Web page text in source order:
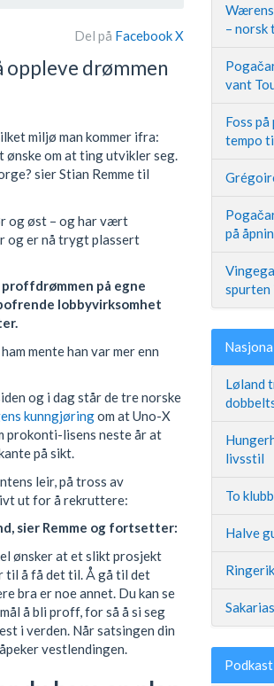
Del på FacebookX
oppleve drømmen
miljø man kommer ifra:
ønske om at ting utvikler seg.
sier Stian Remme til
og øst – og har vært
og er nå trygt plassert
på egne
lobbyvirksomhet
mente han var mer enn
og i dag står de tre norske
kunngjøringom at Uno-X
prokonti-lisens neste år at
på sikt.
leir, på tross av
ut for å rekruttere:
sier Remme og fortsetter:
ønsker at et slikt prosjekt
til å få det til. Å gå til det
bra er noe annet. Du kan se
å bli proff, for så å si seg
i verden. Når satsingen din
vestlendingen.
– norsk
vant
Foss
tempo
på
spurten
Løland
livsstil
To
Halve
Podkast